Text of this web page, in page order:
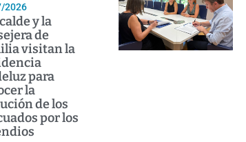
2026
y la
de
visitan la
para
la
de los
por los